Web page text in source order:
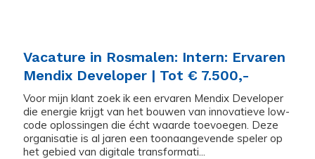
Vacature in Rosmalen: Intern: Ervaren
Mendix Developer | Tot € 7.500,-
Voor mijn klant zoek ik een ervaren Mendix Developer
die energie krijgt van het bouwen van innovatieve low-
code oplossingen die écht waarde toevoegen. Deze
organisatie is al jaren een toonaangevende speler op
het gebied van digitale transformati...